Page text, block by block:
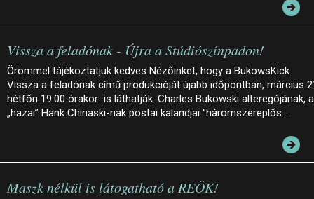
Vissza a feladónak - Újra a Stúdiószínpadon!
Örömmel tájékoztatjuk kedves Nézőinket, hogy a BukowsKick
Vissza a feladónak című produkcióját újabb időpontban, március
hétfőn 19.00 órakor is láthatják. Charles Bukowski alteregójának, a
„hazai” Hank Chinaski-nak postai kalandjai "háromszereplős…
Maszk nélkül is látogatható a REÖK!